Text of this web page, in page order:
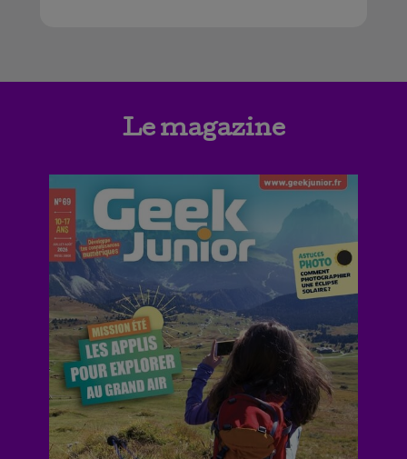
Le magazine